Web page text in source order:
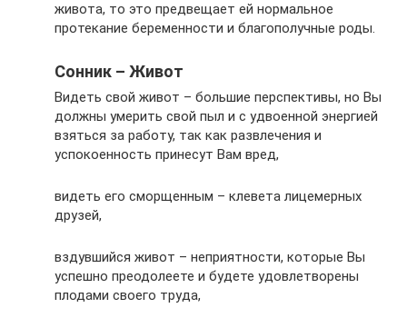
живота, то это предвещает ей нормальное
протекание беременности и благополучные роды.
Сонник – Живот
Видеть свой живот – большие перспективы, но Вы
должны умерить свой пыл и с удвоенной энергией
взяться за работу, так как развлечения и
успокоенность принесут Вам вред,
видеть его сморщенным – клевета лицемерных
друзей,
вздувшийся живот – неприятности, которые Вы
успешно преодолеете и будете удовлетворены
плодами своего труда,